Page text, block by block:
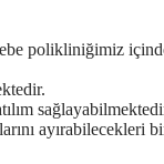
polikliniğimiz
ayırabilecekleri